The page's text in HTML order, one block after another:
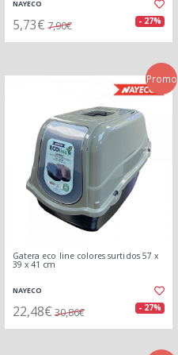
NAYECO
5,73€ 7,90€ - 27%
Promo
Gatera eco line colores surtidos 57 x
39 x 41 cm
NAYECO
22,48€ 30,86€ - 27%